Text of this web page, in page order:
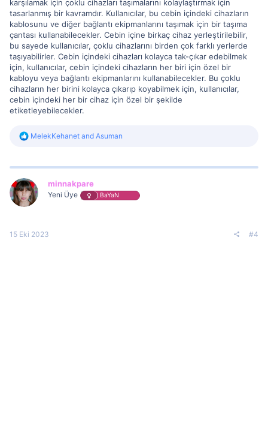
karşılamak için çoklu cihazları taşımalarını kolaylaştırmak için
tasarlanmış bir kavramdır. Kullanıcılar, bu cebin içindeki cihazların
kablosunu ve diğer bağlantı ekipmanlarını taşımak için bir taşıma
çantası kullanabilecekler. Cebin içine birkaç cihaz yerleştirilebilir,
bu sayede kullanıcılar, çoklu cihazlarını birden çok farklı yerlerde
taşıyabilirler. Cebin içindeki cihazları kolayca tak-çıkar edebilmek
için, kullanıcılar, cebin içindeki cihazların her biri için özel bir
kabloyu veya bağlantı ekipmanlarını kullanabilecekler. Bu çoklu
cihazların her birini kolayca çıkarıp koyabilmek için, kullanıcılar,
cebin içindeki her bir cihaz için özel bir şekilde
etiketleyebilecekler.
R
i
o
n
MelekKehanet and Asuman
minnakpare
Yeni Üye BaYaN
15 Eki 2023 #4